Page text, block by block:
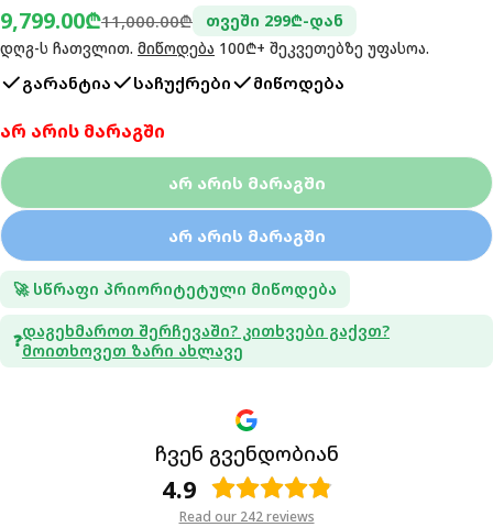
ფასდაკლებული
ფასი
9,799.00₾
ჩვეულებრივი
ფასი
11,000.00₾ თვეში 299₾-დან
დღგ-ს ჩათვლით. მიწოდება 100₾+ შეკვეთებზე უფასოა.
გარანტია საჩუქრები მიწოდება
არ არის მარაგში
Არ Არის Მარაგში
Არ Არის Მარაგში
🚀 სწრაფი პრიორიტეტული მიწოდება
❓Დაგეხმაროთ Შერჩევაში? Კითხვები Გაქვთ?
Მოითხოვეთ Ზარი Ახლავე
ჩვენ გვენდობიან
4.9
Read our 242 reviews